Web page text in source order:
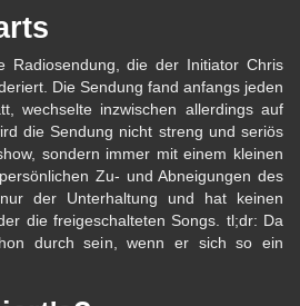
Radiosendung, die der Initiator Chris
Die Sendung fand anfangs jeden
wechselte inzwischen allerdings auf
die Sendung nicht streng und seriös
sondern immer mit einem kleinen
Zu- und Abneigungen des
der Unterhaltung und hat keinen
die freigeschalteten Songs. tl;dr: Da
durch sein, wenn er sich so ein